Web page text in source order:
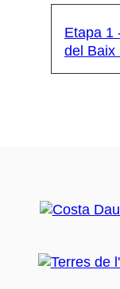
Etapa 1
del Baix